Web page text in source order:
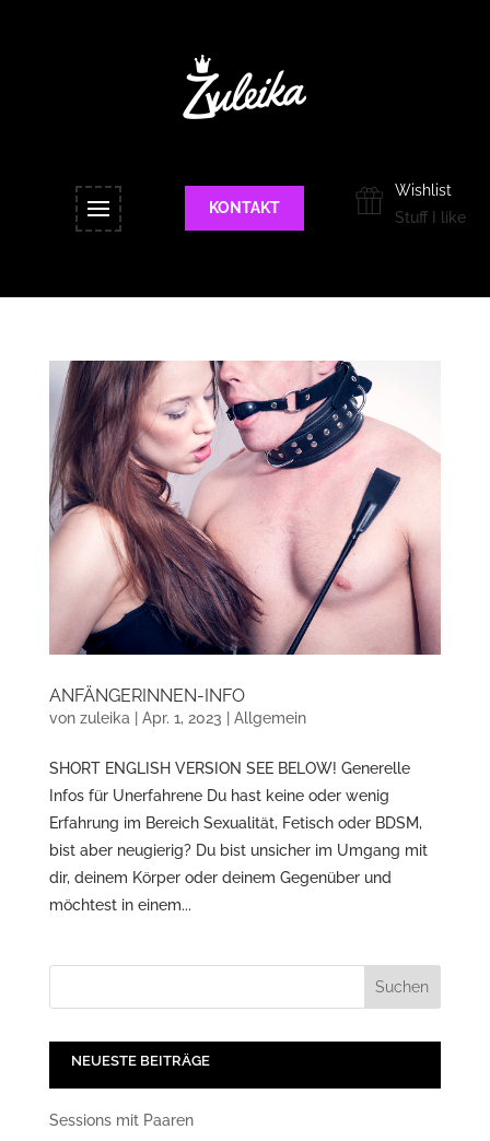
KONTAKT
Wishlist
Stuff I like
ANFÄNGERINNEN-INFO
von zuleika | Apr. 1, 2023 | Allgemein
SHORT ENGLISH VERSION SEE BELOW! Generelle
Infos für Unerfahrene Du hast keine oder wenig
Erfahrung im Bereich Sexualität, Fetisch oder BDSM,
bist aber neugierig? Du bist unsicher im Umgang mit
dir, deinem Körper oder deinem Gegenüber und
möchtest in einem...
NEUESTE BEITRÄGE
Sessions mit Paaren